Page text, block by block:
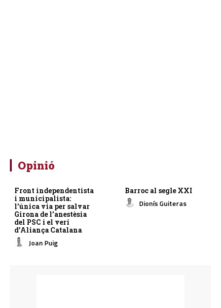
Opinió
Front independentista
i municipalista:
l’única via per salvar
Girona de l’anestèsia
del PSC i el verí
d’Aliança Catalana
Joan Puig
Barroc al segle XXI
Dionís Guiteras